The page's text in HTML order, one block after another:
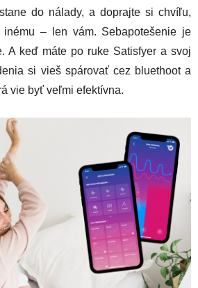
do nálady, a doprajte si chvíľu,
inému – len vám. Sebapotešenie je
A keď máte po ruke Satisfyer a svoj
si vieš spárovať cez bluethoot a
vie byť veľmi efektívna.